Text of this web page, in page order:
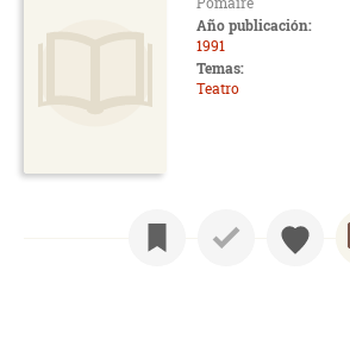
Año publicación:
1991
Temas:
Teatro